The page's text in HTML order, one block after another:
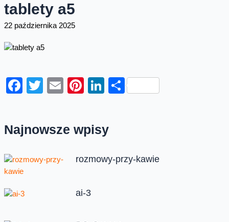
tablety a5
22 października 2025
Facebook
Twitter
EmailPinterest
LinkedIn
Share
Najnowsze wpisy
rozmowy-przy-kawie
ai-3